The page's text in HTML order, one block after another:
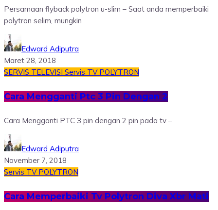
Persamaan flyback polytron u-slim – Saat anda memperbaiki
polytron selim, mungkin
Edward Adiputra
Maret 28, 2018
SERVIS TELEVISI Servis TV POLYTRON
Cara Mengganti Ptc 3 Pin Dengan 2
Cara Mengganti PTC 3 pin dengan 2 pin pada tv –
Edward Adiputra
November 7, 2018
Servis TV POLYTRON
Cara Memperbaiki Tv Polytron Diva Xbr Mati